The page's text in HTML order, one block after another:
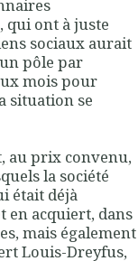
qui ont à juste
sociaux aurait
pôle par
mois pour
situation se
au prix convenu,
la société
était déjà
en acquiert, dans
mais également
Louis-Dreyfus,